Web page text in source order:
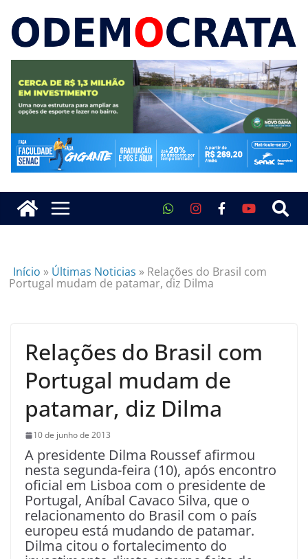
Início » Últimas Noticias » Relações do Brasil com
Portugal mudam de patamar, diz Dilma
Relações do Brasil com
Portugal mudam de
patamar, diz Dilma
10 de junho de 2013
A presidente Dilma Roussef afirmou
nesta segunda-feira (10), após encontro
oficial em Lisboa com o presidente de
Portugal, Aníbal Cavaco Silva, que o
relacionamento do Brasil com o país
europeu está mudando de patamar.
Dilma citou o fortalecimento do